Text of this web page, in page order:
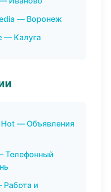
— Воронеж
— Калуга
— Объявления
Телефонный
и